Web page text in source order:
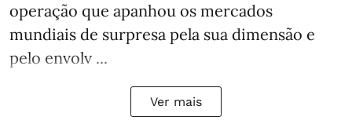
operação que apanhou os mercados
mundiais de surpresa pela sua dimensão e
pelo envolv ...
Ver mais